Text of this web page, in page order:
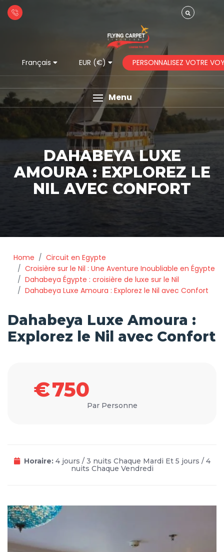
Français EUR (€) PERSONNALISEZ VOTRE
Menu
DAHABEYA LUXE
AMOURA : EXPLOREZ LE
NIL AVEC CONFORT
Home
Circuit en Egypte
Croisière sur le Nil : Une Aventure Inoubliable en Égypte
Dahabeya Égypte : croisière de luxe sur le Nil
Dahabeya Luxe Amoura : Explorez le Nil avec Confort
Dahabeya Luxe Amoura :
Explorez le Nil avec Confort
€750
Par Personne
Horaire: 4 jours / 3 nuits Chaque Mardi Et 5 jours / 4
nuits Chaque Vendredi